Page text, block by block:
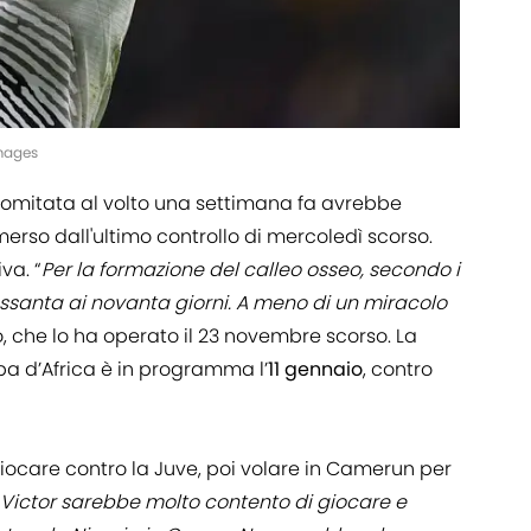
al volto una settimana fa avrebbe
dall'ultimo controllo di mercoledì scorso.
“Per la formazione del calleo osseo, secondo i
ai novanta giorni. A meno di un miracolo
che lo ha operato il 23 novembre scorso. La
d’Africa è in programma l’11 gennaio, contro
contro la Juve, poi volare in Camerun per
Victor sarebbe molto contento di giocare e